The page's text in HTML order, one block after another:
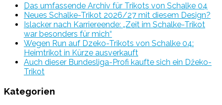
Das umfassende Archiv für Trikots von Schalke 04
Neues Schalke-Trikot 2026/27 mit diesem Design?
Islacker nach Karriereende: „Zeit im Schalke-Trikot
war besonders für mich“
Wegen Run auf Dzeko-Trikots von Schalke 04:
Heimtrikot in Kürze ausverkauft
Auch dieser Bundesliga-Profi kaufte sich ein Džeko-
Trikot
Kategorien